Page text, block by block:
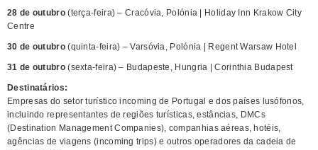
28 de outubro(terça-feira) – Cracóvia, Polónia | Holiday Inn Krakow City
Centre
30 de outubro(quinta-feira) – Varsóvia, Polónia | Regent Warsaw Hotel
31 de outubro(sexta-feira) – Budapeste, Hungria | Corinthia Budapest
Destinatários:
Empresas do setor turístico incoming de Portugal e dos países lusófonos,
incluindo representantes de regiões turísticas, estâncias, DMCs
(Destination Management Companies), companhias aéreas, hotéis,
agências de viagens (incoming trips) e outros operadores da cadeia de